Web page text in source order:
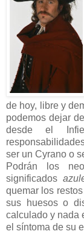
de hoy, libre y
podemos dejar de
desde el
ser un Cyrano o
Podrán los
significados
quemar los
sus huesos o
calculado y nada
el síntoma de su